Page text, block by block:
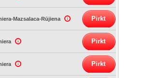
Mazsalaca-Rūjiena Pirkt
Pirkt
Pirkt